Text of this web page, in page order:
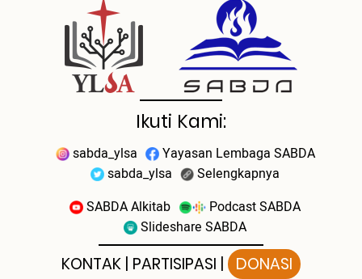
Ikuti Kami:
sabda_ylsa
Yayasan Lembaga SABDA
sabda_ylsa
Selengkapnya
SABDA Alkitab
Podcast SABDA
Slideshare SABDA
KONTAK | PARTISIPASI | DONASI